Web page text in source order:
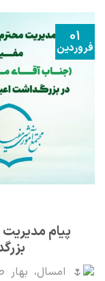
01
فروردین
پیام
امسال،